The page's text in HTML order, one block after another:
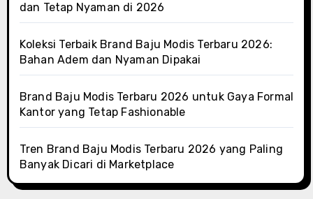
dan Tetap Nyaman di 2026
Koleksi Terbaik Brand Baju Modis Terbaru 2026:
Bahan Adem dan Nyaman Dipakai
Brand Baju Modis Terbaru 2026 untuk Gaya Formal
Kantor yang Tetap Fashionable
Tren Brand Baju Modis Terbaru 2026 yang Paling
Banyak Dicari di Marketplace